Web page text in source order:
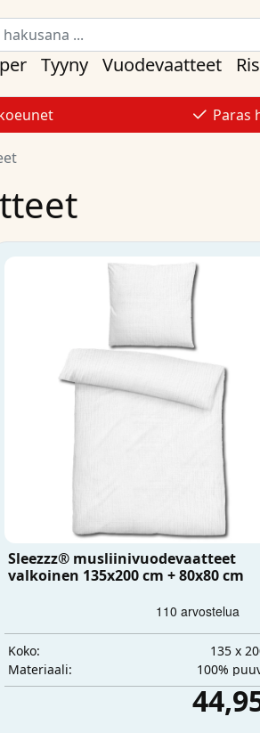
Tyyny Vuodevaatteet
Paras
Sleezzz® musliinivuodevaatteet
valkoinen 135x200 cm + 80x80 cm
Koko:
135 x
Materiaali:
100%